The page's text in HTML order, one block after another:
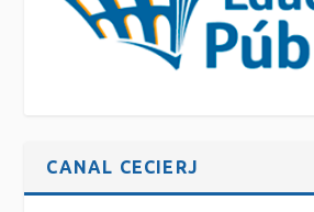
CANAL CECIERJ